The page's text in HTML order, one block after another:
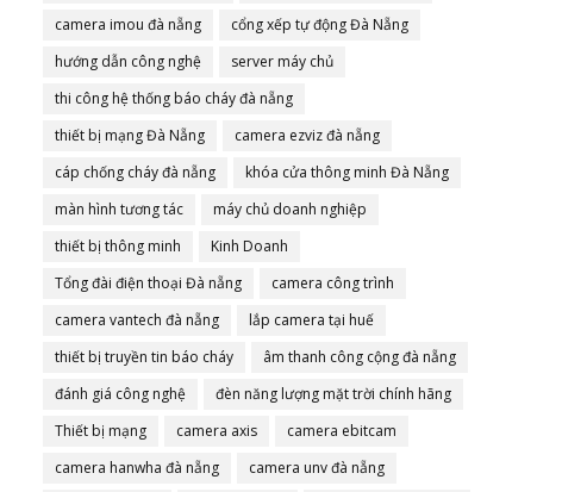
camera imou đà nẵng
cổng xếp tự động Đà Nẵng
hướng dẫn công nghệ
server máy chủ
thi công hệ thống báo cháy đà nẵng
thiết bị mạng Đà Nẵng
camera ezviz đà nẵng
cáp chống cháy đà nẵng
khóa cửa thông minh Đà Nẵng
màn hình tương tác
máy chủ doanh nghiệp
thiết bị thông minh
Kinh Doanh
Tổng đài điện thoại Đà nẵng
camera công trình
camera vantech đà nẵng
lắp camera tại huế
thiết bị truyền tin báo cháy
âm thanh công cộng đà nẵng
đánh giá công nghệ
đèn năng lượng mặt trời chính hãng
Thiết bị mạng
camera axis
camera ebitcam
camera hanwha đà nẵng
camera unv đà nẵng